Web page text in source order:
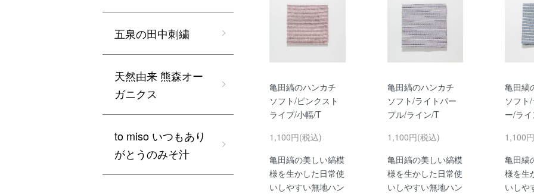
亀田縞のハンカチ
ソフト/ピンクスト
ライプ/小幅/T
1,100円(税込)
亀田縞の美しい縞模
様を生かした日常使
いしやすい無地ハン
亀田縞のハンカチ
ソフト/ライトパー
プル/ライン/T
1,100円(税込)
亀田縞の美しい縞模
様を生かした日常使
いしやすい無地ハン
亀田縞
ソフト
ー/ラ
1,100
亀田縞
様を生
いしや
五泉の田中刺繍
天然由来 熊森オー
ガニクス
to miso いつもあり
がとうのみそ汁